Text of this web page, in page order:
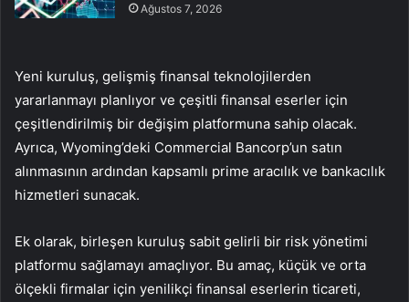
Ağustos 7, 2026
Yeni kuruluş, gelişmiş finansal teknolojilerden
yararlanmayı planlıyor ve çeşitli finansal eserler için
çeşitlendirilmiş bir değişim platformuna sahip olacak.
Ayrıca, Wyoming’deki Commercial Bancorp’un satın
alınmasının ardından kapsamlı prime aracılık ve bankacılık
hizmetleri sunacak.
Ek olarak, birleşen kuruluş sabit gelirli bir risk yönetimi
platformu sağlamayı amaçlıyor. Bu amaç, küçük ve orta
ölçekli firmalar için yenilikçi finansal eserlerin ticareti,